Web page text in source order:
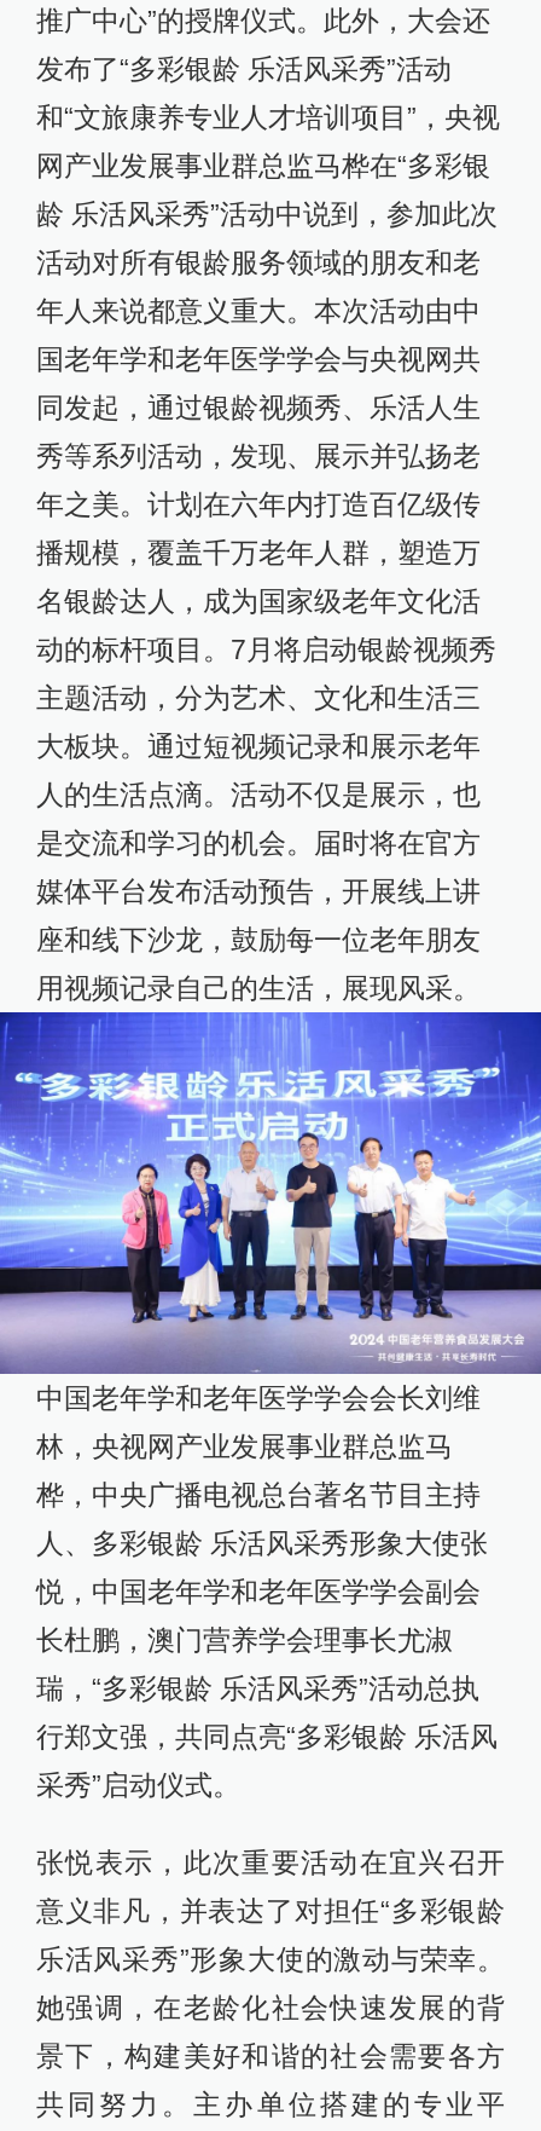
推广中心”的授牌仪式。此外，大会还
发布了“多彩银龄 乐活风采秀”活动
和“文旅康养专业人才培训项目”，央视
网产业发展事业群总监马桦在“多彩银
龄 乐活风采秀”活动中说到，参加此次
活动对所有银龄服务领域的朋友和老
年人来说都意义重大。本次活动由中
国老年学和老年医学学会与央视网共
同发起，通过银龄视频秀、乐活人生
秀等系列活动，发现、展示并弘扬老
年之美。计划在六年内打造百亿级传
播规模，覆盖千万老年人群，塑造万
名银龄达人，成为国家级老年文化活
动的标杆项目。7月将启动银龄视频秀
主题活动，分为艺术、文化和生活三
大板块。通过短视频记录和展示老年
人的生活点滴。活动不仅是展示，也
是交流和学习的机会。届时将在官方
媒体平台发布活动预告，开展线上讲
座和线下沙龙，鼓励每一位老年朋友
用视频记录自己的生活，展现风采。
中国老年学和老年医学学会会长刘维
林，央视网产业发展事业群总监马
桦，中央广播电视总台著名节目主持
人、多彩银龄 乐活风采秀形象大使张
悦，中国老年学和老年医学学会副会
长杜鹏，澳门营养学会理事长尤淑
瑞，“多彩银龄 乐活风采秀”活动总执
行郑文强，共同点亮“多彩银龄 乐活风
采秀”启动仪式。
张悦表示，此次重要活动在宜兴召开
意义非凡，并表达了对担任“多彩银龄
乐活风采秀”形象大使的激动与荣幸。
她强调，在老龄化社会快速发展的背
景下，构建美好和谐的社会需要各方
共同努力。主办单位搭建的专业平